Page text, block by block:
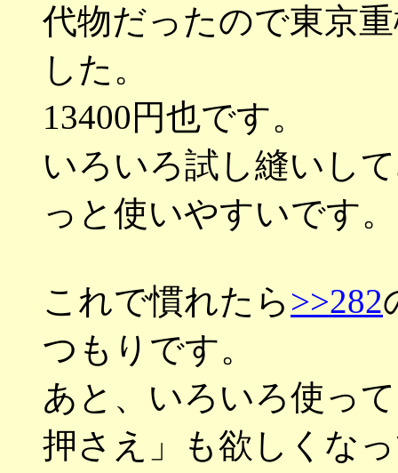
代物だったので東京
した。
13400円也です。
いろいろ試し縫いし
っと使いやすいです。
これで慣れたら >>282
つもりです。
あと、いろいろ使っ
押さえ」も欲しくな